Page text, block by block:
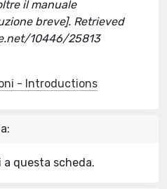
il manuale
breve]. Retrieved
10446/25813
- Introductions
a questa scheda.